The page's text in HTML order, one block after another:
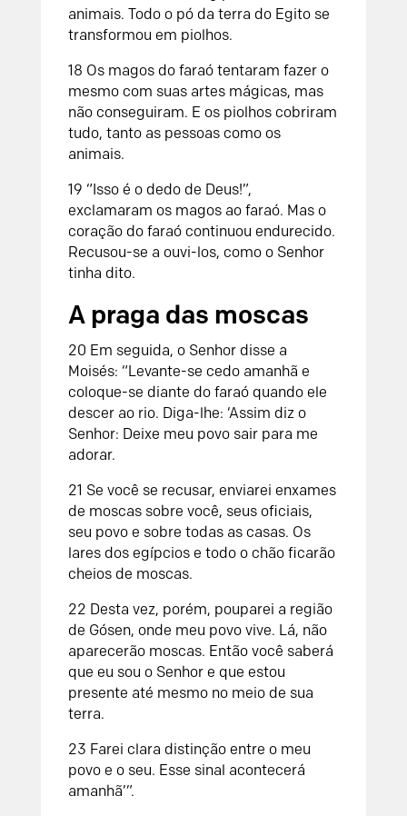
animais. Todo o pó da terra do Egito se
transformou em piolhos.
18 Os magos do faraó tentaram fazer o
mesmo com suas artes mágicas, mas
não conseguiram. E os piolhos cobriram
tudo, tanto as pessoas como os
animais.
19 “Isso é o dedo de Deus!”,
exclamaram os magos ao faraó. Mas o
coração do faraó continuou endurecido.
Recusou-se a ouvi-los, como o Senhor
tinha dito.
A praga das moscas
20 Em seguida, o Senhor disse a
Moisés: “Levante-se cedo amanhã e
coloque-se diante do faraó quando ele
descer ao rio. Diga-lhe: ‘Assim diz o
Senhor: Deixe meu povo sair para me
adorar.
21 Se você se recusar, enviarei enxames
de moscas sobre você, seus oficiais,
seu povo e sobre todas as casas. Os
lares dos egípcios e todo o chão ficarão
cheios de moscas.
22 Desta vez, porém, pouparei a região
de Gósen, onde meu povo vive. Lá, não
aparecerão moscas. Então você saberá
que eu sou o Senhor e que estou
presente até mesmo no meio de sua
terra.
23 Farei clara distinção entre o meu
povo e o seu. Esse sinal acontecerá
amanhã’”.